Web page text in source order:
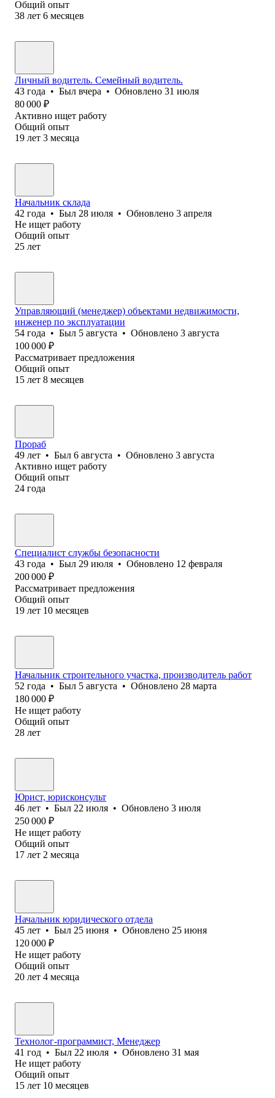
Общий опыт
38 лет 6 месяцев
Личный водитель. Семейный водитель.
43 года • Был вчера • Обновлено 31 июля
80 000 ₽
Активно ищет работу
Общий опыт
19 лет 3 месяца
Начальник склада
42 года • Был 28 июля • Обновлено 3 апреля
Не ищет работу
Общий опыт
25 лет
Управляющий (менеджер) объектами недвижимости,
инженер по эксплуатации
54 года • Был 5 августа • Обновлено 3 августа
100 000 ₽
Рассматривает предложения
Общий опыт
15 лет 8 месяцев
Прораб
49 лет • Был 6 августа • Обновлено 3 августа
Активно ищет работу
Общий опыт
24 года
Специалист службы безопасности
43 года • Был 29 июля • Обновлено 12 февраля
200 000 ₽
Рассматривает предложения
Общий опыт
19 лет 10 месяцев
Начальник строительного участка, производитель работ
52 года • Был 5 августа • Обновлено 28 марта
180 000 ₽
Не ищет работу
Общий опыт
28 лет
Юрист, юрисконсульт
46 лет • Был 22 июля • Обновлено 3 июля
250 000 ₽
Не ищет работу
Общий опыт
17 лет 2 месяца
Начальник юридического отдела
45 лет • Был 25 июня • Обновлено 25 июня
120 000 ₽
Не ищет работу
Общий опыт
20 лет 4 месяца
Технолог-программист, Менеджер
41 год • Был 22 июля • Обновлено 31 мая
Не ищет работу
Общий опыт
15 лет 10 месяцев